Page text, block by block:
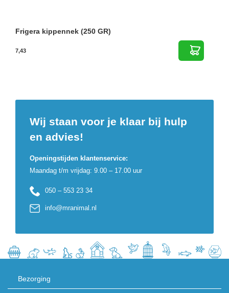
Frigera kippennek (250 GR)
7,43
Wij staan voor je klaar bij hulp
en advies!
Openingstijden klantenservice:
Maandag t/m vrijdag: 9.00 – 17.00 uur
050 – 553 23 34
info@mranimal.nl
Bezorging